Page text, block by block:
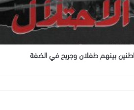
بينهم طفلان وجريح في الضفة